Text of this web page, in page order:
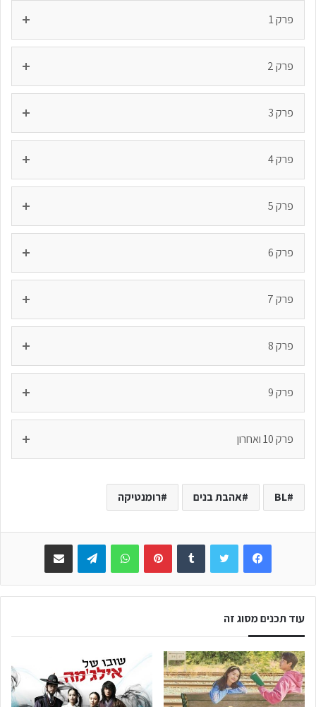
פרק 1
פרק 2
פרק 3
פרק 4
פרק 5
פרק 6
פרק 7
פרק 8
פרק 9
פרק 10 ואחרון
BL אהבת בנים רומנטיקה
Facebook
WhatsApp
Telegram
עוד תכנים מסוג זה